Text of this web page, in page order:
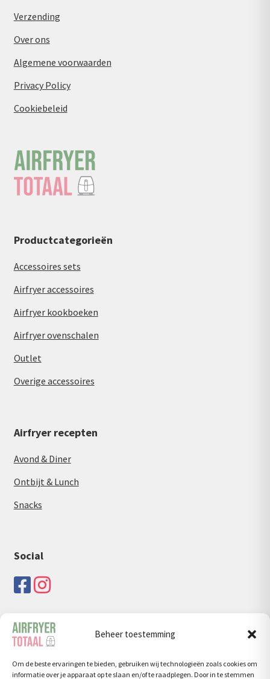
Beheer toestemming
Om de beste ervaringen te bieden, gebruiken wij technologieën zoals cookies om
informatie over je apparaat op te slaan en/of te raadplegen. Door in te stemmen
Verzending
Over ons
Algemene voorwaarden
Privacy Policy
Cookiebeleid
Productcategorieën
Accessoires sets
Airfryer accessoires
Airfryer kookboeken
Airfryer ovenschalen
Outlet
Overige accessoires
Airfryer recepten
Avond & Diner
Ontbijt & Lunch
Snacks
Social
Zoeken
Zoeken
Zoeken